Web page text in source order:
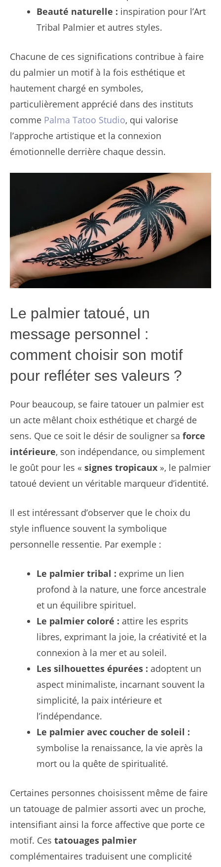
Beauté naturelle : inspiration pour l’Art
Tribal Palmier et autres styles.
Chacune de ces significations contribue à faire
du palmier un motif à la fois esthétique et
hautement chargé en symboles,
particulièrement apprécié dans des instituts
comme Palma Tatoo Studio, qui valorise
l’approche artistique et la connexion
émotionnelle derrière chaque dessin.
Le palmier tatoué, un
message personnel :
comment choisir son motif
pour refléter ses valeurs ?
Pour beaucoup, se faire tatouer un palmier est
un acte mêlant choix esthétique et chargé de
sens. Que ce soit le désir de souligner sa force
intérieure, son indépendance, ou simplement
le goût pour les « signes tropicaux », le palmier
tatoué devient un véritable marqueur d’identité.
Il est intéressant d’observer que le choix du
style influence souvent la symbolique
personnelle ressentie. Par exemple :
Le palmier tribal : exprime un lien
profond à la nature, une force ancestrale
et un équilibre spirituel.
Le palmier coloré : attire les esprits
libres, exprimant la joie, la créativité et la
connexion à la mer et au soleil.
Les silhouettes épurées : adoptent un
aspect minimaliste, incarnant souvent la
simplicité, la paix intérieure et
l’indépendance.
Le palmier avec coucher de soleil :
symbolise la renaissance, la vie après la
mort ou la quête de spiritualité.
Certaines personnes choisissent même de faire
un tatouage de palmier assorti avec un proche,
intensifiant ainsi la force affective que porte ce
motif. Ces tatouages palmier
complémentaires traduisent une complicité